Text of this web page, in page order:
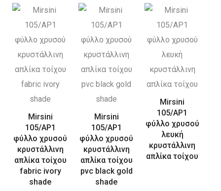
Mirsini
105/AP1
φύλλο χρυσού
κρυστάλλινη
απλίκα τοίχου
fabric ivory
shade
Mirsini
105/AP1
φύλλο χρυσού
κρυστάλλινη
απλίκα τοίχου
pvc black gold
shade
Mirsini
105/AP1
φύλλο χρυσού
λευκή
κρυστάλλινη
απλίκα τοίχου